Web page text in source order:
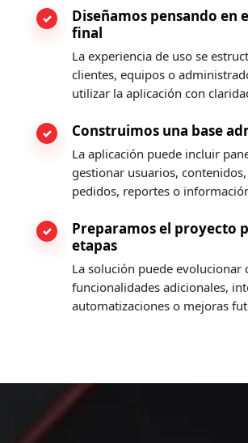
Diseñamos pensando en
final
La experiencia de uso se
clientes, equipos o
utilizar la aplicación con
Construimos una base
La aplicación puede incluir
gestionar usuarios,
pedidos, reportes o
Preparamos el proyecto
etapas
La solución puede evolucionar
funcionalidades adicionales,
automatizaciones o mejoras